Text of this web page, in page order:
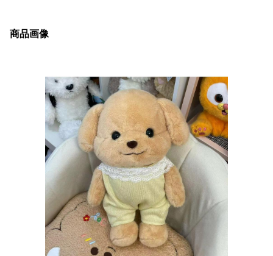
商品画像